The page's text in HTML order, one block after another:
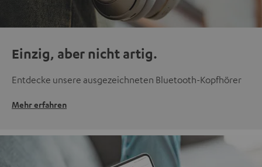
Einzig, aber nicht artig.
Entdecke unsere ausgezeichneten Bluetooth-Kopfhörer
Mehr erfahren